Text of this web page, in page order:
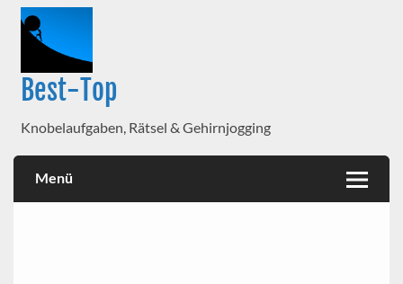
Best-Top
Knobelaufgaben, Rätsel & Gehirnjogging
Menü